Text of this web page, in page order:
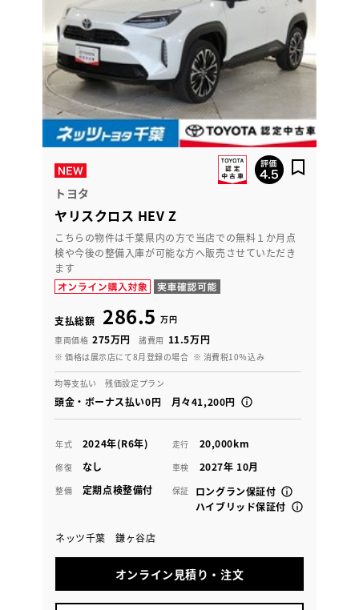
トヨタ
ヤリスクロス HEV Z
こちらの物件は千葉県内の方で当店での無料１か月点
検や今後の整備入庫が可能な方へ販売させていただき
ます
支払総額 286.5 万円
車両価格 275万円 諸費用 11.5万円
※ 価格は展示店にて8月登録の場合 ※ 消費税10％込み
均等支払い 残価設定プラン
頭金・ボーナス払い0円 月々41,200円
年式 2024年(R6年) 走行 20,000km
修復 なし 車検 2027年 10月
整備 定期点検整備付 保証
ロングラン保証付
ハイブリッド保証付
ネッツ千葉 鎌ヶ谷店
オンライン見積り・注文